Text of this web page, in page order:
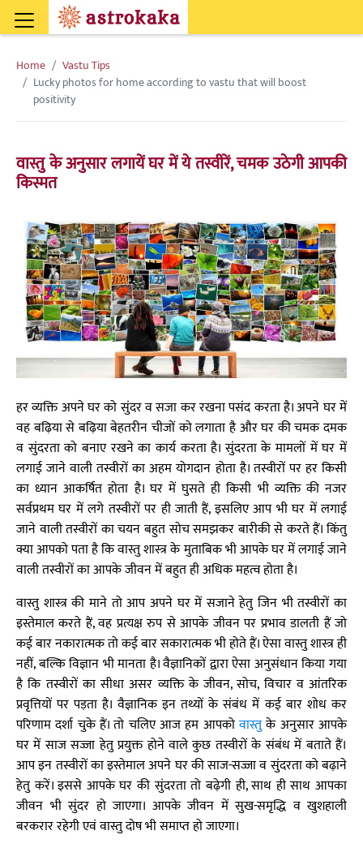
Home
Vastu Tips
Lucky photos for home according to vastu that will boost
positivity
वास्तु के अनुसार लगायें घर में ये तस्वीरें, चमक उठेगी आपकी
किस्मत
हर व्यक्ति अपने घर को सुंदर व सजा कर रखना पसंद करता है। अपने घर में
वह बढ़िया से बढ़िया बेहतरीन चीजों को लगाता है और घर की चमक दमक
व सुंदरता को बनाए रखने का कार्य करता है। सुंदरता के मामलों में घर में
लगाई जाने वाली तस्वीरों का अहम योगदान होता है। तस्वीरों पर हर किसी
का ध्यान आकर्षित होता है। घर में घुसते ही किसी भी व्यक्ति की नजर
सर्वप्रथम घर में लगे तस्वीरों पर ही जाती हैं, इसलिए आप भी घर में लगाई
जाने वाली तस्वीरों का चयन बहुत सोच समझकर बारीकी से करते हैं। किंतु
क्या आपको पता है कि वास्तु शास्त्र के मुताबिक भी आपके घर में लगाई जाने
वाली तस्वीरों का आपके जीवन में बहुत ही अधिक महत्व होता है।
वास्तु शास्त्र की माने तो आप अपने घर में सजाने हेतु जिन भी तस्वीरों का
इस्तेमाल करते हैं, वह प्रत्यक्ष रुप से आपके जीवन पर प्रभाव डालती हैं जो
कई बार नकारात्मक तो कई बार सकारात्मक भी होते हैं। ऐसा वास्तु शास्त्र ही
नहीं, बल्कि विज्ञान भी मानता है। वैज्ञानिकों द्वारा ऐसा अनुसंधान किया गया
है कि तस्वीरों का सीधा असर व्यक्ति के जीवन, सोच, विचार व आंतरिक
प्रवृत्तियों पर पड़ता है। वैज्ञानिक इन तथ्यों के संबंध में कई बार शोध कर
परिणाम दर्शा चुके हैं। तो चलिए आज हम आपकोवास्तुके अनुसार आपके
घर में साज सज्जा हेतु प्रयुक्त होने वाले कुछ तस्वीरों के संबंध में बताते हैं।
आप इन तस्वीरों का इस्तेमाल अपने घर की साज-सज्जा व सुंदरता को बढ़ाने
हेतु करें। इससे आपके घर की सुंदरता तो बढ़ेगी ही, साथ ही साथ आपका
जीवन भी सुंदर हो जाएगा। आपके जीवन में सुख-समृद्धि व खुशहाली
बरकरार रहेगी एवं वास्तु दोष भी समाप्त हो जाएगा।